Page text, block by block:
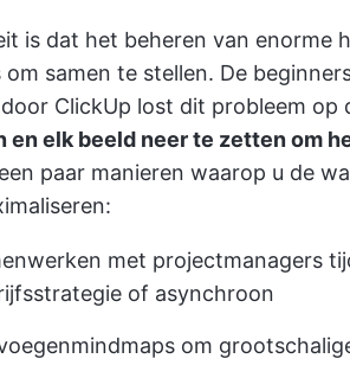
is dat het beheren van enorme
om samen te stellen. De
ClickUp lost dit probleem op
en elk beeld neer te zetten om
paar manieren waarop u de
met projectmanagers
of asynchroon
mindmaps om